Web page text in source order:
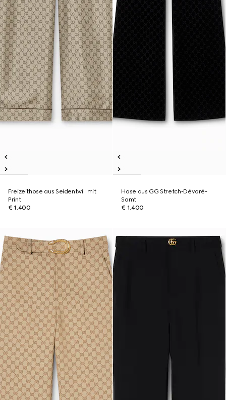
Freizeithose aus Seidentwill mit
Print
€ 1.400
Hose aus GG Stretch-Dévoré-
Samt
€ 1.400